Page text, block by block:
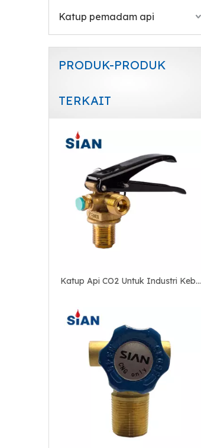
Katup pemadam api
PRODUK-PRODUK
TERKAIT
Katup Api CO2 Untuk Industri Kebakaran